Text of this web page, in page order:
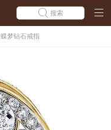
搜索
梦钻石戒指